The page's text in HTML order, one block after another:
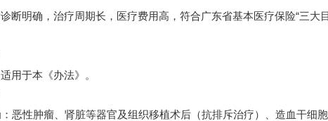
明确，治疗周期长，医疗费用高，符合广东省基本医疗保险“三大
于本《办法》。
性肿瘤、肾脏等器官及组织移植术后（抗排斥治疗）、造血干细胞